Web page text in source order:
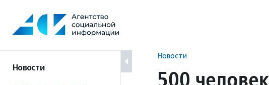
содержанию
Новости
Новости
500